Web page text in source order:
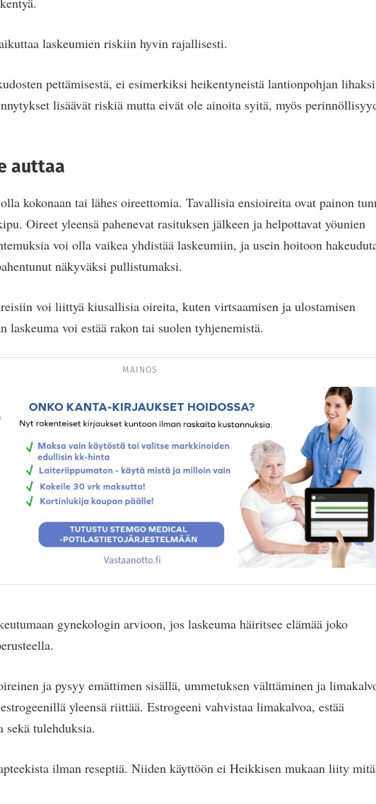
laskeumien riskiin hyvin rajallisesti.
pettämisestä, ei esimerkiksi heikentyneistä lantionpohjan
lisäävät riskiä mutta eivät ole ainoita syitä, myös
auttaa
kokonaan tai lähes oireettomia. Tavallisia ensioireita ovat painon
Oireet yleensä pahenevat rasituksen jälkeen ja helpottavat yöunien
voi olla vaikea yhdistää laskeumiin, ja usein hoitoon
näkyväksi pullistumaksi.
voi liittyä kiusallisia oireita, kuten virtsaamisen ja ulostamisen
laskeuma voi estää rakon tai suolen tyhjenemistä.
MAINOS
gynekologin arvioon, jos laskeuma häiritsee elämää joko
ja pysyy emättimen sisällä, ummetuksen välttäminen ja
yleensä riittää. Estrogeeni vahvistaa limakalvoa, estää
sekä tulehduksia.
ilman reseptiä. Niiden käyttöön ei Heikkisen mukaan liity